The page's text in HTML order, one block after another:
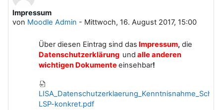
Impressum
von Moodle Admin - Mittwoch, 16. August 2017, 15:00
Über diesen Eintrag sind das Impressum, die
Datenschutzerklärung und alle anderen
wichtigen Dokumenteeinsehbar!
LSP-konkret.pdf